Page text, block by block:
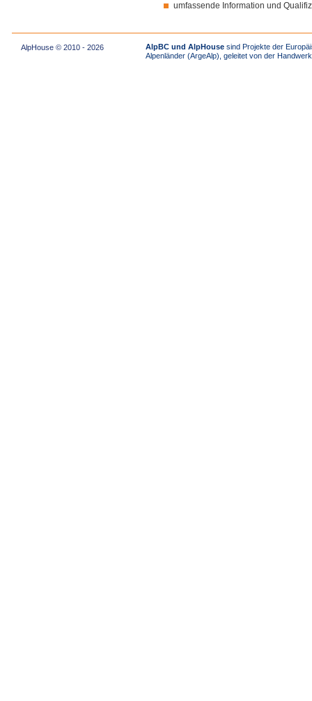
umfassende Information und
AlpHouse © 2010 - 2026 AlpBC und AlpHousesind Projekte der
Alpenländer (ArgeAlp), geleitet von der